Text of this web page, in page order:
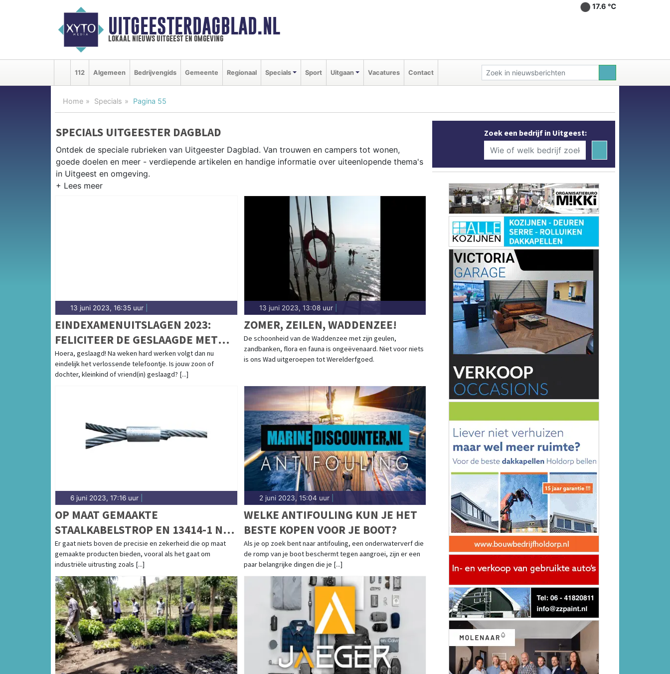
UITGEESTERDAGBLAD.NL
lokaal nieuws uitgeest en omgeving
17.6 ℃
112 Algemeen Bedrijvengids Gemeente Regionaal Specials Sport Uitgaan Vacatures Contact
Home Specials Pagina 55
SPECIALS UITGEESTER DAGBLAD
Ontdek de speciale rubrieken van Uitgeester Dagblad. Van trouwen en campers tot wonen,
goede doelen en meer - verdiepende artikelen en handige informatie over uiteenlopende thema's
in Uitgeest en omgeving.
13 juni 2023, 16:35 uur
EINDEXAMENUITSLAGEN 2023:
FELICITEER DE GESLAAGDE MET
EEN KAART!
Hoera, geslaagd! Na weken hard werken volgt dan nu
eindelijk het verlossende telefoontje. Is jouw zoon of
dochter, kleinkind of vriend(in) geslaagd? [...]
13 juni 2023, 13:08 uur|
ZOMER, ZEILEN, WADDENZEE!
De schoonheid van de Waddenzee met zijn geulen,
zandbanken, flora en fauna is ongeëvenaard. Niet voor niets
is ons Wad uitgeroepen tot Werelderfgoed.
6 juni 2023, 17:16 uur
OP MAAT GEMAAKTE
STAALKABELSTROP EN 13414-1 NU
BESCHIKBAAR BIJ
STAALKABELSTUNTER
Er gaat niets boven de precisie en zekerheid die op maat
gemaakte producten bieden, vooral als het gaat om
industriële uitrusting zoals [...]
2 juni 2023, 15:04 uur|
WELKE ANTIFOULING KUN JE HET
BESTE KOPEN VOOR JE BOOT?
Als je op zoek bent naar antifouling, een onderwaterverf die
de romp van je boot beschermt tegen aangroei, zijn er een
paar belangrijke dingen die je [...]
Zoek een bedrijf in Uitgeest: